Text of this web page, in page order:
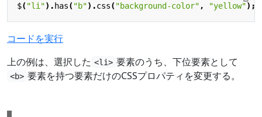
$("li"). has("b").css("background-color" , "yellow");
コードを実行
上の例は、選択した <li> 要素のうち、下位要素として
<b> 要素を持つ要素だけのCSSプロパティを変更する。